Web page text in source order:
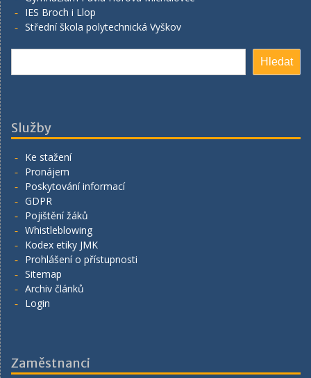
IES Broch i Llop
Střední škola polytechnická Vyškov
Hledat
Služby
Ke stažení
Pronájem
Poskytování informací
GDPR
Pojištění žáků
Whistleblowing
Kodex etiky JMK
Prohlášení o přístupnosti
Sitemap
Archiv článků
Login
Zaměstnanci